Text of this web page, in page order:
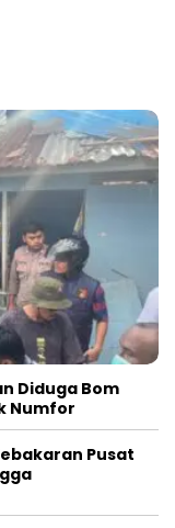
Diduga Bom
Numfor
Pusat